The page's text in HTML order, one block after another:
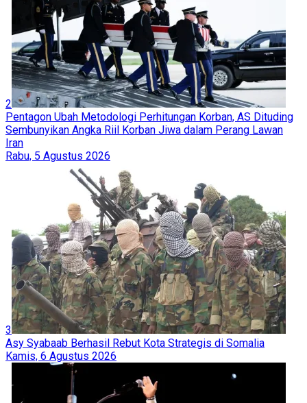
2
Pentagon Ubah Metodologi Perhitungan Korban, AS Dituding
Sembunyikan Angka Riil Korban Jiwa dalam Perang Lawan
Iran
Rabu, 5 Agustus 2026
3
Asy Syabaab Berhasil Rebut Kota Strategis di Somalia
Kamis, 6 Agustus 2026